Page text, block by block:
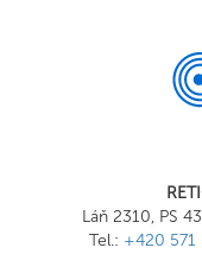
Láň 2310, PS
Tel.: +420 571